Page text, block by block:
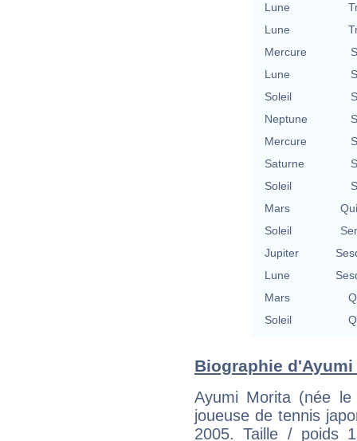
Lune
Lune
Mercure
Lune
Soleil
Neptune
Mercure
Saturne
Soleil
Mars
Soleil
Jupiter
Lune
Mars
Soleil
Biographie
Ayumi Morita (née
joueuse de tennis
2005. Taille / poids